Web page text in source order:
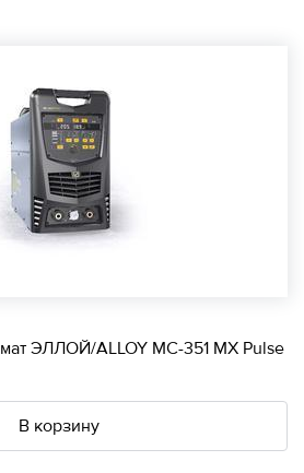
ЭЛЛОЙ/ALLOY МС-351 МХ Pulse
В корзину